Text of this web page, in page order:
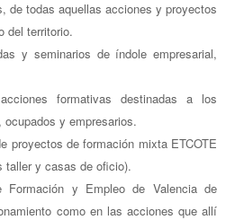
de todas aquellas acciones y proyectos
del territorio.
y seminarios de índole empresarial,
formativas destinadas a los
y empresarios.
proyectos de formación mixta ETCOTE
taller y casas de oficio).
Formación y Empleo de Valencia de
como en las acciones que allí